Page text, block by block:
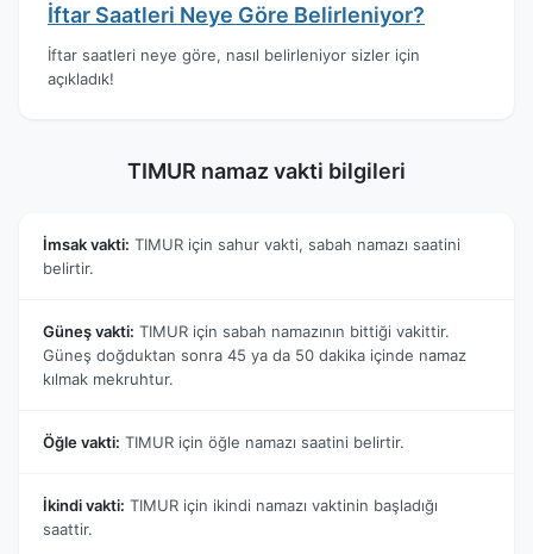
İftar Saatleri Neye Göre Belirleniyor?
İftar saatleri neye göre, nasıl belirleniyor sizler için
açıkladık!
TIMUR namaz vakti bilgileri
İmsak vakti: TIMUR için sahur vakti, sabah namazı saatini
belirtir.
Güneş vakti: TIMUR için sabah namazının bittiği vakittir.
Güneş doğduktan sonra 45 ya da 50 dakika içinde namaz
kılmak mekruhtur.
Öğle vakti: TIMUR için öğle namazı saatini belirtir.
İkindi vakti: TIMUR için ikindi namazı vaktinin başladığı
saattir.